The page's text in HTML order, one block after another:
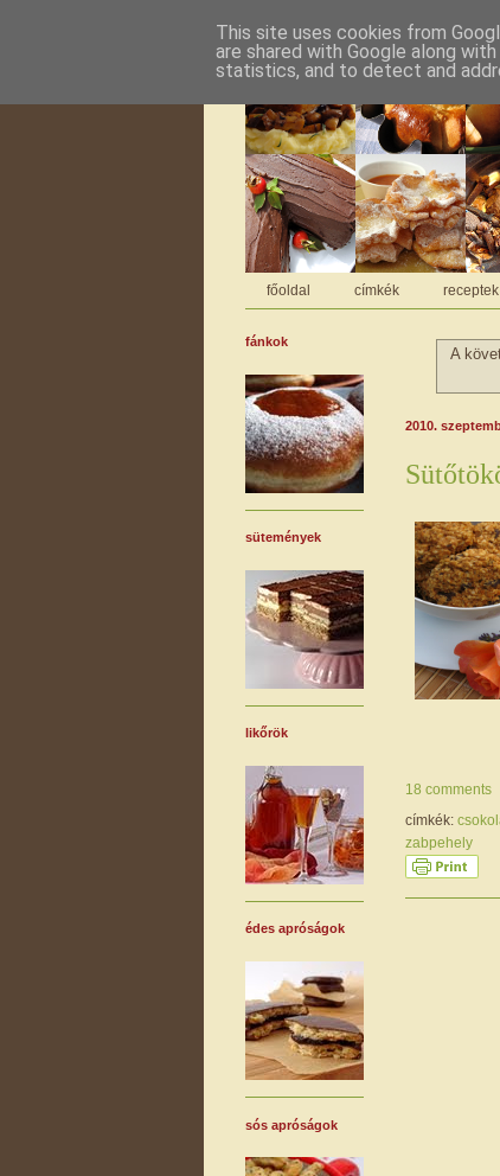
főoldal címkék
A
2010.
18 comments
címkék:
zabpehely
fánkok
sütemények
likőrök
édes apróságok
sós apróságok
This site uses cookies from
are shared with Google along
statistics, and to detect and